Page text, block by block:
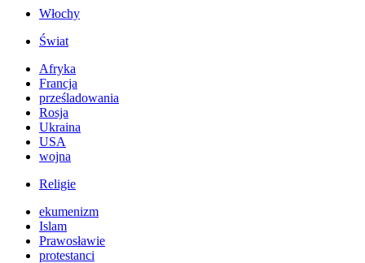
Włochy
Świat
Afryka
Francja
prześladowania
Rosja
Ukraina
USA
wojna
Religie
ekumenizm
Islam
Prawosławie
protestanci